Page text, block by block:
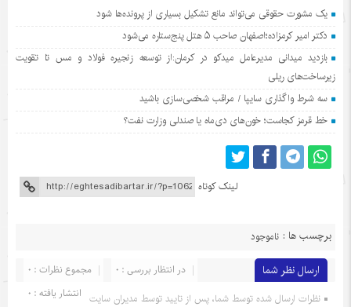
یک مشورت حقوقی می‌تواند مانع تشکیل بسیاری از پرونده‌ها شود
دکتر امیر کرمزاده؛اصفهان صاحب ۵ هتل پنج‌ستاره می‌شود
بازدید میدانی مدیرعامل میدکو در کرمان:از توسعه زنجیره فولاد و مس تا تقویت
زیرساخت‌های ریلی
سه شرط واگذاری سایپا / مراقب شخصی‌سازی باشید
خط قرمز کجاست؛ خون‌های دی‌ماه یا صندلی وزارت نفت؟
لینک کوتاه
برچسب ها : ناموجود
ارسال نظر شما مجموع نظرات : 0
در انتظار بررسی : 0
انتشار یافته : 0 نظرات ارسال شده توسط شما، پس از تایید توسط مدیران سایت